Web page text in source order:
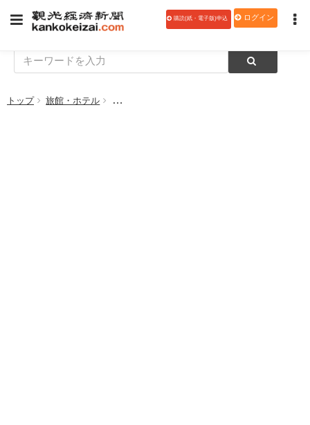
購読(紙・電子版)申込 ログイン
トップ 旅館・ホテル グランドニッコー東京 台場、「ハロウィンスイ